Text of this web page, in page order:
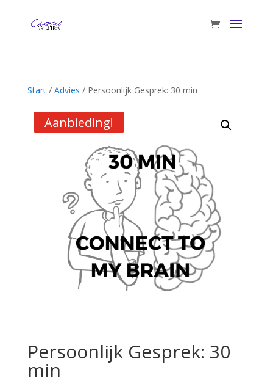
Start/ Advies / Persoonlijk Gesprek: 30 min
Aanbieding!
Persoonlijk Gesprek: 30
min